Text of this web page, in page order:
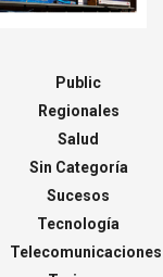
Public
Regionales
Salud
Sin Categoría
Sucesos
Tecnología
Telecomunicaciones